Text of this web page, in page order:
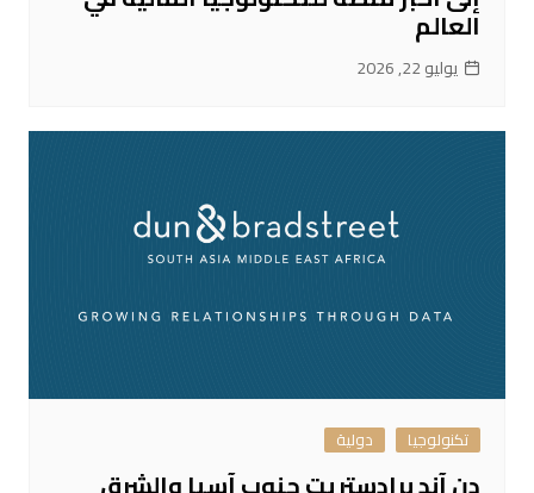
العالم
يوليو 22, 2026
تكنولوجيا دولية